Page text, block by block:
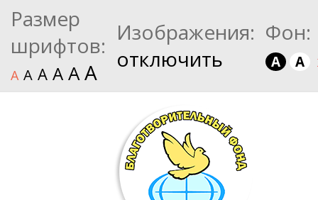
Размер
шрифтов:
A A A A AA
Изображения:
отключить
Фон:
A A